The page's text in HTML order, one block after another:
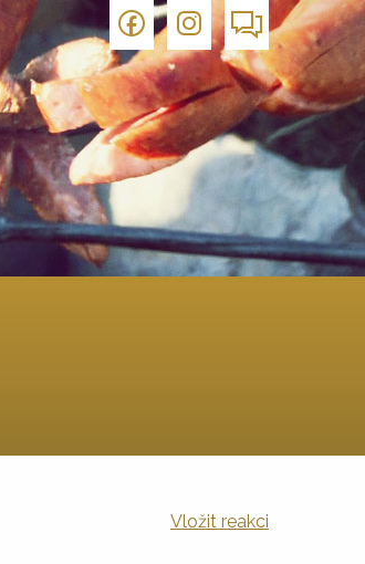
Vložit reakci